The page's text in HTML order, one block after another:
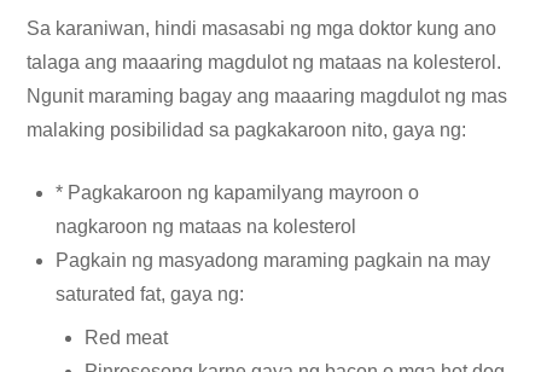
Sa karaniwan, hindi masasabi ng mga doktor kung ano
talaga ang maaaring magdulot ng mataas na kolesterol.
Ngunit maraming bagay ang maaaring magdulot ng mas
malaking posibilidad sa pagkakaroon nito, gaya ng:
* Pagkakaroon ng kapamilyang mayroon o
nagkaroon ng mataas na kolesterol
Pagkain ng masyadong maraming pagkain na may
saturated fat, gaya ng:
Red meat